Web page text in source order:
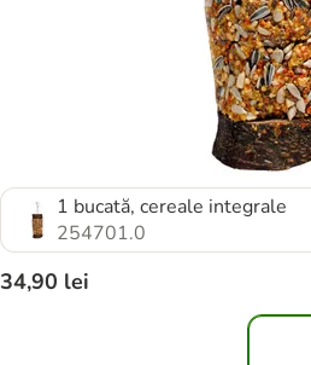
1 bucată, cereale integrale
254701.0
34,90 lei